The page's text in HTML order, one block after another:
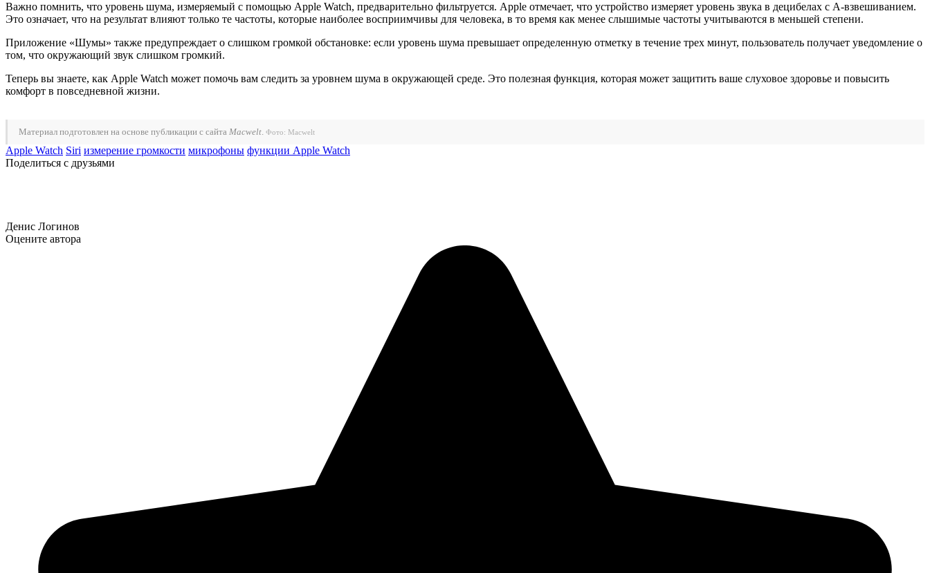
Важно помнить, что уровень шума, измеряемый с помощью Apple Watch, предварительно фильтруется. Apple отмечает, что устройство измеряет уровень звука в децибелах с A-взвешиванием.
Это означает, что на результат влияют только те частоты, которые наиболее восприимчивы для человека, в то время как менее слышимые частоты учитываются в меньшей степени.
Приложение «Шумы» также предупреждает о слишком громкой обстановке: если уровень шума превышает определенную отметку в течение трех минут, пользователь получает уведомление о
том, что окружающий звук слишком громкий.
Теперь вы знаете, как Apple Watch может помочь вам следить за уровнем шума в окружающей среде. Это полезная функция, которая может защитить ваше слуховое здоровье и повысить
комфорт в повседневной жизни.
Материал подготовлен на основе публикации с сайта Macwelt. Фото: Macwelt
Apple Watch Siri измерение громкости микрофоны функции Apple Watch
Поделиться с друзьями
Денис Логинов
Оцените автора